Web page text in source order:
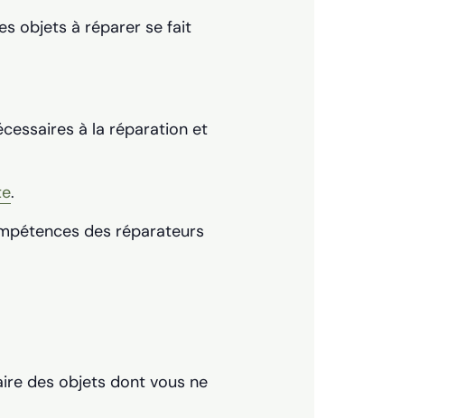
objets à réparer se fait
à la réparation et
.
des réparateurs
des objets dont vous ne